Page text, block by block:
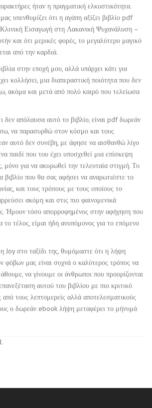
ήταν η πραγματική ελκυστικότητα.
υπενθυμίζει ότι η αγάπη αξίζει βιβλίο pdf
Εισαγωγή στη Λακανική Ψυχανάλυση –
και ότι μερικές φορές, το μεγαλύτερο μαγικό
από την καρδιά.
στην εποχή μου, αλλά υπάρχει κάτι για
κολλήσει, μια διαπεραστική ποιότητα που δεν
ακόμα και μετά από πολύ καιρό που τελείωσα
δεν απόλαυσα αυτό το βιβλίο, είναι pdf δωρεάν
να παρασυρθώ στον κόσμο και τους
αυτό δεν συνέβη, με άφησε να αισθανθώ λίγο
παιδί που του έχει υποσχεθεί μια επίσκεψη
για να ακυρωθεί την τελευταία στιγμή. Το
βιβλίο που θα σας αφήσει να αναρωτιέστε το
και τους τρόπους με τους οποίους το
ακόμη και στις πιο φαινομενικά
Ήμουν τόσο απορροφημένος στην αφήγηση που
τέλος, είμαι ήδη ανυπόμονος για το επόμενο
Joy στο ταξίδι της, θυμόμαστε ότι η λήψη
φόβων μας είναι συχνά ο καλύτερος τρόπος να
να γίνουμε οι άνθρωποι που προορίζονται
αυτού του βιβλίου με πιο κριτικό
από τους λεπτομερείς αλλά αποτελεσματικούς
ο δωρεάν ebook λήψη μεταφέρει το μήνυμά